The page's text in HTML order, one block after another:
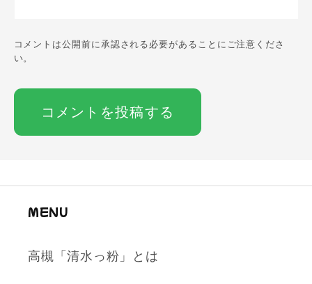
コメントは公開前に承認される必要があることにご注意くださ
い。
MENU
高槻「清水っ粉」とは